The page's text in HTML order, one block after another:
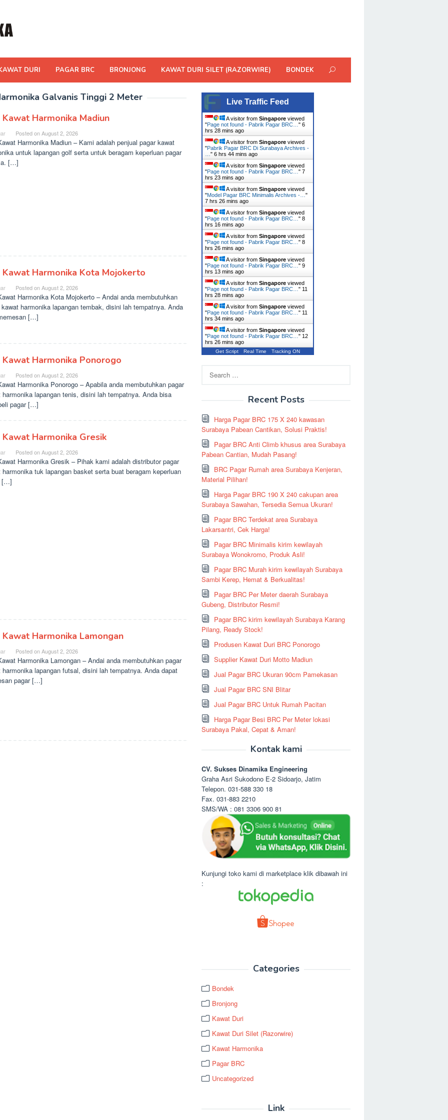
DURI PAGAR BRC BRONJONG KAWAT DURI SILET (RAZORWIRE) BONDEK
Galvanis Tinggi 2 Meter
Kawat Harmonika Madiun
Posted onAugust 2, 2026
Harmonika Madiun – Kami adalah penjual pagar kawat
untuk lapangan golf serta untuk beragam keperluan pagar
[…]
Kawat Harmonika Kota Mojokerto
Posted onAugust 2, 2026
Harmonika Kota Mojokerto – Andai anda membutuhkan
harmonika lapangan tembak, disini lah tempatnya. Anda
[…]
Kawat Harmonika Ponorogo
Posted onAugust 2, 2026
Harmonika Ponorogo – Apabila anda membutuhkan pagar
harmonika lapangan tenis, disini lah tempatnya. Anda bisa
pagar […]
Kawat Harmonika Gresik
Posted onAugust 2, 2026
Harmonika Gresik – Pihak kami adalah distributor pagar
harmonika tuk lapangan basket serta buat beragam keperluan
[…]
Kawat Harmonika Lamongan
Posted onAugust 2, 2026
Harmonika Lamongan – Andai anda membutuhkan pagar
harmonika lapangan futsal, disini lah tempatnya. Anda dapat
pagar […]
Live Traffic Feed
A visitor fromSingapore viewed
"Page not found - Pabrik Pagar BRC…"6
hrs 28 mins ago
A visitor fromSingapore viewed
"Pabrik Pagar BRC Di Surabaya Archives -
…"6 hrs 44 mins ago
A visitor fromSingapore viewed
"Page not found - Pabrik Pagar BRC…"7
hrs 23 mins ago
A visitor fromSingapore viewed
"Model Pagar BRC Minimalis Archives -…"
7 hrs 26 mins ago
A visitor fromSingapore viewed
"Page not found - Pabrik Pagar BRC…"8
hrs 16 mins ago
A visitor fromSingapore viewed
"Page not found - Pabrik Pagar BRC…"8
hrs 26 mins ago
A visitor fromSingapore viewed
"Page not found - Pabrik Pagar BRC…"9
hrs 13 mins ago
A visitor fromSingapore viewed
"Page not found - Pabrik Pagar BRC…" 11
hrs 28 mins ago
A visitor fromSingapore viewed
"Page not found - Pabrik Pagar BRC…" 11
hrs 34 mins ago
A visitor fromSingapore viewed
"Page not found - Pabrik Pagar BRC…" 12
hrs 26 mins ago
Get Script Real Time Tracking ON
for:
Recent Posts
Harga Pagar BRC 175 X 240 kawasan
Surabaya Pabean Cantikan, Solusi Praktis!
Pagar BRC Anti Climb khusus area Surabaya
Pabean Cantian, Mudah Pasang!
BRC Pagar Rumah area Surabaya Kenjeran,
Material Pilihan!
Harga Pagar BRC 190 X 240 cakupan area
Surabaya Sawahan, Tersedia Semua Ukuran!
Pagar BRC Terdekat area Surabaya
Lakarsantri, Cek Harga!
Pagar BRC Minimalis kirim kewilayah
Surabaya Wonokromo, Produk Asli!
Pagar BRC Murah kirim kewilayah Surabaya
Sambi Kerep, Hemat & Berkualitas!
Pagar BRC Per Meter daerah Surabaya
Gubeng, Distributor Resmi!
Pagar BRC kirim kewilayah Surabaya Karang
Pilang, Ready Stock!
Produsen Kawat Duri BRC Ponorogo
Supplier Kawat Duri Motto Madiun
Jual Pagar BRC Ukuran 90cm Pamekasan
Jual Pagar BRC SNI Blitar
Jual Pagar BRC Untuk Rumah Pacitan
Harga Pagar Besi BRC Per Meter lokasi
Surabaya Pakal, Cepat & Aman!
Kontak kami
CV. Sukses Dinamika Engineering
Graha Asri Sukodono E-2 Sidoarjo, Jatim
Telepon. 031-588 330 18
Fax. 031-883 2210
SMS/WA : 081 3306 900 81
Kunjungi toko kami di marketplace klik dibawah ini
:
Categories
Bondek
Bronjong
Kawat Duri
Kawat Duri Silet (Razorwire)
Kawat Harmonika
Pagar BRC
Uncategorized
Link